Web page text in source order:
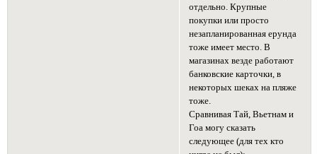
отдельно. Крупные
покупки или просто
незапланированная ерунда
тоже имеет место. В
магазинах везде работают
банковские карточки, в
некоторых шеках на пляже
тоже.
Сравнивая Тай, Вьетнам и
Гоа могу сказать
следующее (для тех кто